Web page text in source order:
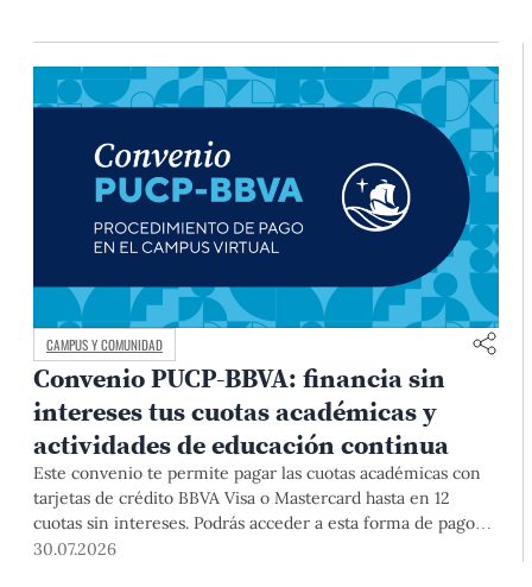
CAMPUS Y COMUNIDAD
Convenio PUCP-BBVA: financia sin
intereses tus cuotas académicas y
actividades de educación continua
Este convenio te permite pagar las cuotas académicas con
tarjetas de crédito BBVA Visa o Mastercard hasta en 12
cuotas sin intereses. Podrás acceder a esta forma de pago
hasta el 31 de diciembre del 2026 para pregrado y posgrado,
30.07.2026